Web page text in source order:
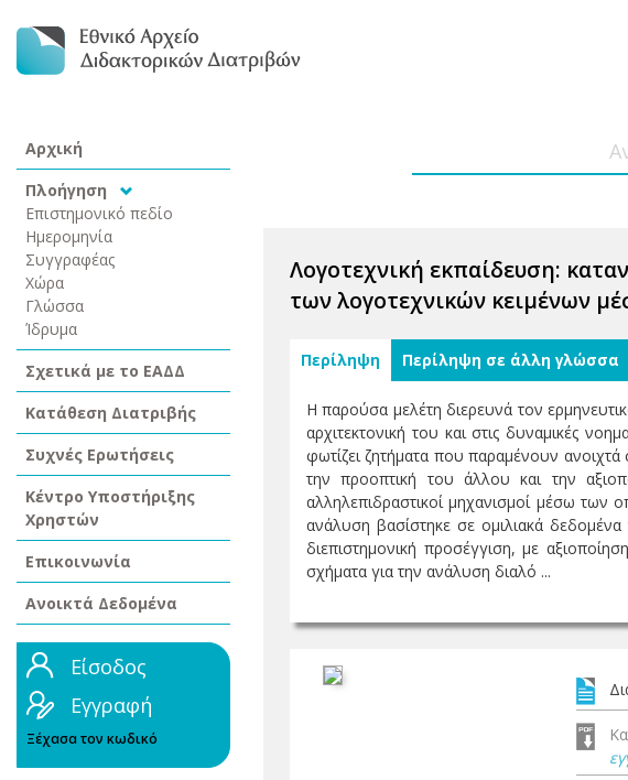
Αρχική
Πλοήγηση
Επιστημονικό πεδίο
Ημερομηνία
Συγγραφέας
Χώρα
Γλώσσα
Ίδρυμα
Σχετικά με το ΕΑΔΔ
Κατάθεση Διατριβής
Συχνές Ερωτήσεις
Κέντρο Υποστήριξης
Χρηστών
Επικοινωνία
Ανοικτά Δεδομένα
Είσοδος
Εγγραφή
Ξέχασα τον κωδικό
Λογοτεχνική εκπαίδευση:
των λογοτεχνικών κειμένων
Περίληψη Περίληψη σε άλλη γλώσσα
Η παρούσα μελέτη διερευνά τον
αρχιτεκτονική του και στις δυναμικές
φωτίζει ζητήματα που παραμένουν
την προοπτική του άλλου και την
αλληλεπιδραστικοί μηχανισμοί μέσω των
ανάλυση βασίστηκε σε ομιλιακά
διεπιστημονική προσέγγιση, με
σχήματα για την ανάλυση διαλό ...